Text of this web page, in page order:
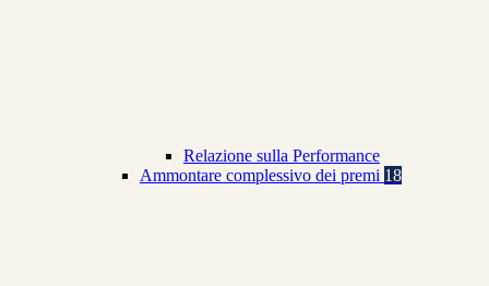
Relazione sulla Performance
Ammontare complessivo dei premi 18